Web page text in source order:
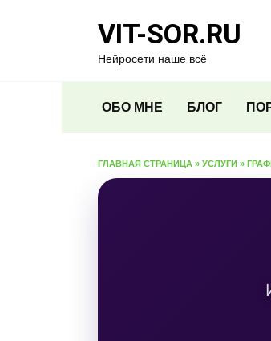
VIT-SOR.RU
Нейросети наше всё
ОБО МНЕ БЛОГ
ГЛАВНАЯ СТРАНИЦА » УСЛУГИ »